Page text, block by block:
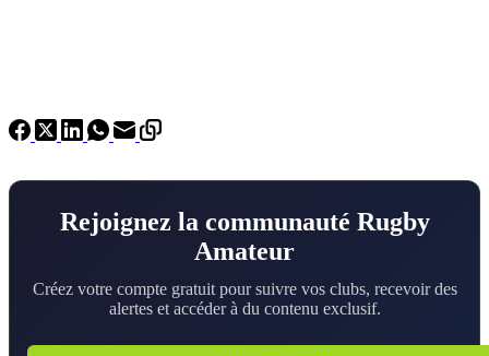
Rejoignez la communauté Rugby
Amateur
Créez votre compte gratuit pour suivre vos clubs, recevoir des
alertes et accéder à du contenu exclusif.